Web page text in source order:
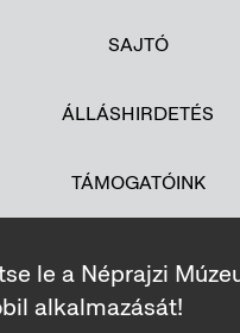
SAJTÓ
ÁLLÁSHIRDETÉS
TÁMOGATÓINK
le a Néprajzi
alkalmazását!